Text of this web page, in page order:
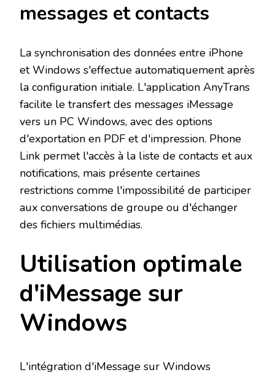
messages et contacts
La synchronisation des données entre iPhone
et Windows s'effectue automatiquement après
la configuration initiale. L'application AnyTrans
facilite le transfert des messages iMessage
vers un PC Windows, avec des options
d'exportation en PDF et d'impression. Phone
Link permet l'accès à la liste de contacts et aux
notifications, mais présente certaines
restrictions comme l'impossibilité de participer
aux conversations de groupe ou d'échanger
des fichiers multimédias.
Utilisation optimale
d'iMessage sur
Windows
L'intégration d'iMessage sur Windows